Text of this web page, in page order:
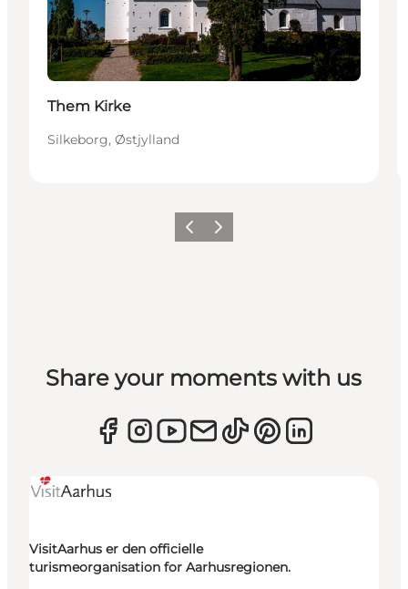
Them Kirke
Silkeborg, Østjylland
ForrigeNæste
Share your moments with us
VisitAarhus er den officielle
turismeorganisation for Aarhusregionen.